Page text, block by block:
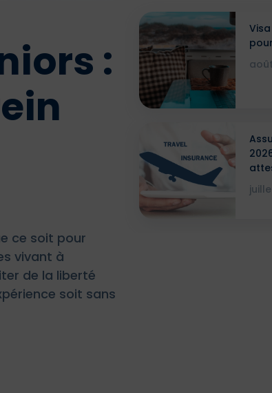
:
ce soit pour
vivant à
de la liberté
soit sans